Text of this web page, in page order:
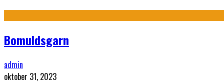
Bomuldsgarn
admin
oktober 31, 2023